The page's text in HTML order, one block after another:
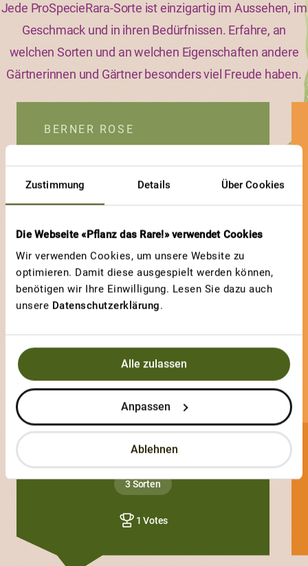
Zustimmung Details Über Cookies
Die Webseite «Pflanz das Rare!» verwendet Cookies
Wir verwenden Cookies, um unsere Website zu
optimieren. Damit diese ausgespielt werden können,
benötigen wir Ihre Einwilligung. Lesen Sie dazu auch
unsere Datenschutzerklärung.
Alle zulassen
Anpassen
Ablehnen
Jede ProSpecieRara-Sorte ist einzigartig im Aussehen, im
Geschmack und in ihren Bedürfnissen. Erfahre, an
welchen Sorten und an welchen Eigenschaften andere
Gärtnerinnen und Gärtner besonders viel Freude haben.
BERNER ROSE
Isalein01
3 Sorten
1 Votes